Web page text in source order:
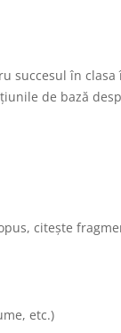
succesul în
de bază
citește
etc.)